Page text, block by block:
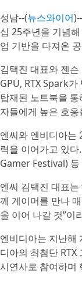
성남--(뉴스와이어
십 25주년을 기념
업 기반을 다져온
김택진 대표와 젠
GPU, RTX Spark
탑재된 노트북을 통
자들에게 높은 호응
엔씨와 엔비디아는
력을 이어가고 있
Gamer Festival)
엔씨 김택진 대표
께 게이머를 만나
을 이어 나갈 것”이
엔비디아는 지난해
디아의 최첨단
시연사로 참여하며